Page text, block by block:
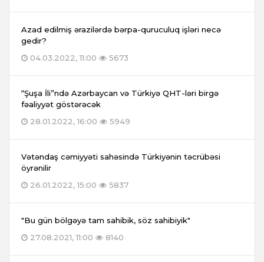
Azad edilmiş ərazilərdə bərpa-quruculuq işləri necə
gedir?
04.03.2022, 11:00
5673
“Şuşa İli”ndə Azərbaycan və Türkiyə QHT-ləri birgə
fəaliyyət göstərəcək
28.01.2022, 16:00
5949
Vətəndaş cəmiyyəti sahəsində Türkiyənin təcrübəsi
öyrənilir
26.01.2022, 15:00
5837
"Bu gün bölgəyə tam sahibik, söz sahibiyik"
27.08.2021, 11:00
8140